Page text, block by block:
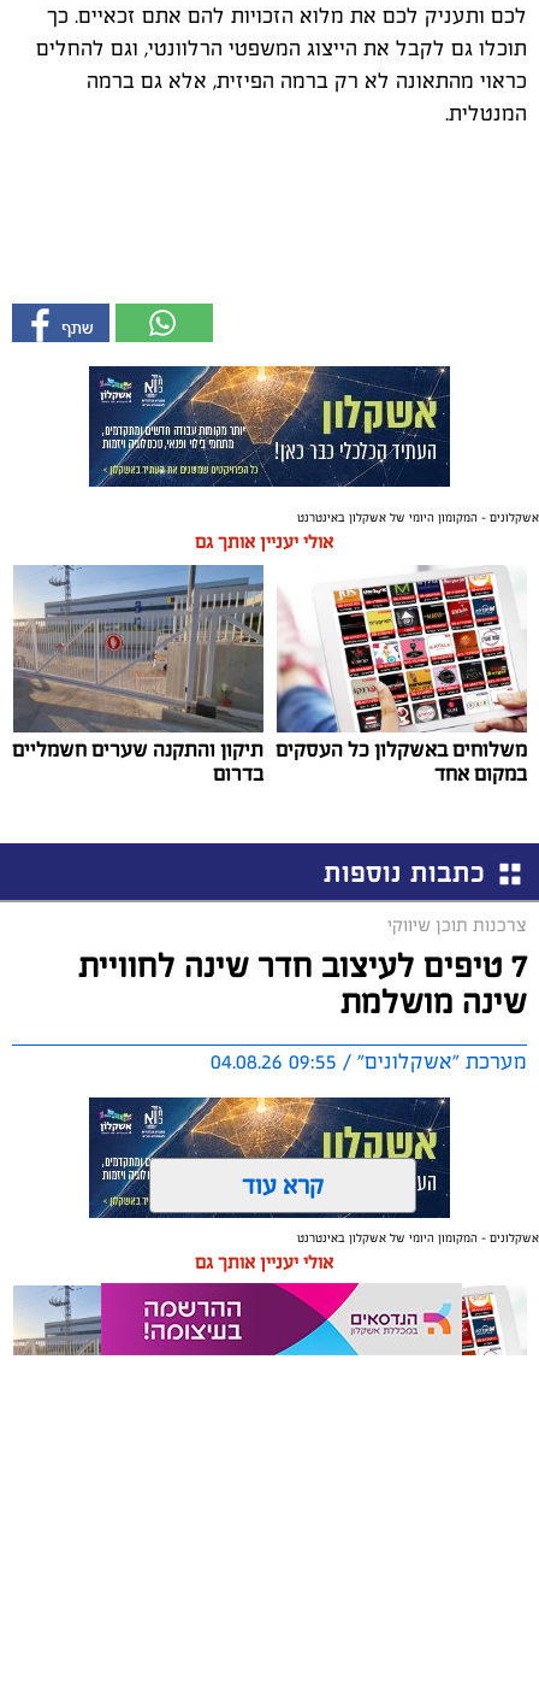
לכם ותעניק לכם את מלוא הזכויות להם אתם זכאיים. כך
תוכלו גם לקבל את הייצוג המשפטי הרלוונטי, וגם להחלים
כראוי מהתאונה לא רק ברמה הפיזית, אלא גם ברמה
המנטלית.
אשקלונים - המקומון היומי של אשקלון באינטרנט
אולי יעניין אותך גם
משלוחים באשקלון כל העסקים
במקום אחד
תיקון והתקנה שערים חשמליים
בדרום
כתבות נוספות
צרכנות תוכן שיווקי
7 טיפים לעיצוב חדר שינה לחוויית
שינה מושלמת
מערכת "אשקלונים" / 09:55 04.08.26
תגים:טקסטיל, חדר שינה, שינה
תכנון נכון של חדר השינה משפיע באופן ישיר על איכות
המנוחה, על רמות האנרגיה בבוקר ועל התחושה הכללית
קרא עוד
אשקלונים - המקומון היומי של אשקלון באינטרנט
אולי יעניין אותך גם